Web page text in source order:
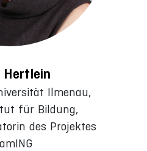
Hertlein
Ilmenau,
für Bildung,
des Projektes